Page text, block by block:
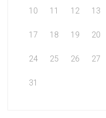
10 11 12 13
17 18 19 20
24 25 26 27
31